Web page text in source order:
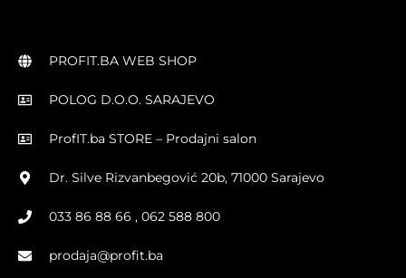
PROFIT.BA WEB SHOP
POLOG D.O.O. SARAJEVO
ProfIT.ba STORE – Prodajni salon
Dr. Silve Rizvanbegović 20b, 71000 Sarajevo
033 86 88 66 , 062 588 800
prodaja@profit.ba